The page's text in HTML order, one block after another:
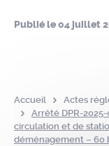
Publié le04 juillet
Accueil
Actes
Arrêté DPR-
circulation et de
déménagement – 60